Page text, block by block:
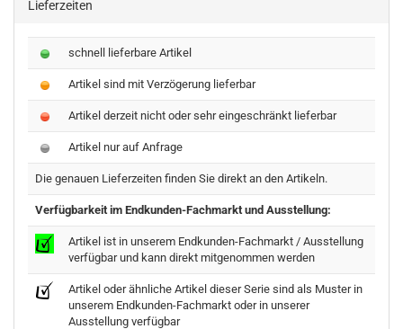
Lieferzeiten
schnell lieferbare Artikel
Artikel sind mit Verzögerung lieferbar
Artikel derzeit nicht oder sehr eingeschränkt lieferbar
Artikel nur auf Anfrage
Die genauen Lieferzeiten finden Sie direkt an den Artikeln.
Verfügbarkeit im Endkunden-Fachmarkt und Ausstellung:
Artikel ist in unserem Endkunden-Fachmarkt / Ausstellung
verfügbar und kann direkt mitgenommen werden
Artikel oder ähnliche Artikel dieser Serie sind als Muster in
unserem Endkunden-Fachmarkt oder in unserer
Ausstellung verfügbar